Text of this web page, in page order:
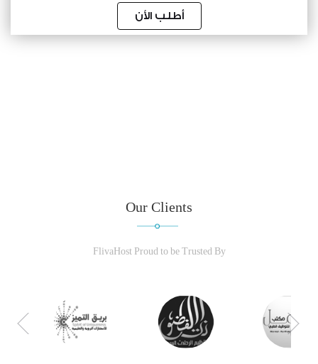
أطلب الأن
Our Clients
FlivaHost Proud to be Trusted By